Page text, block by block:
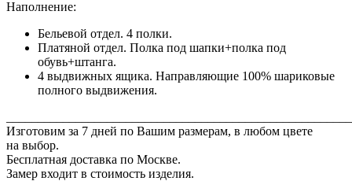
Наполнение:
Бельевой отдел. 4 полки.
Платяной отдел. Полка под шапки+полка под
обувь+штанга.
4 выдвижных ящика. Направляющие 100% шариковые
полного выдвижения.
Изготовим за 7 дней по Вашим размерам, в любом цвете
на выбор.
Бесплатная доставка по Москве.
Замер входит в стоимость изделия.